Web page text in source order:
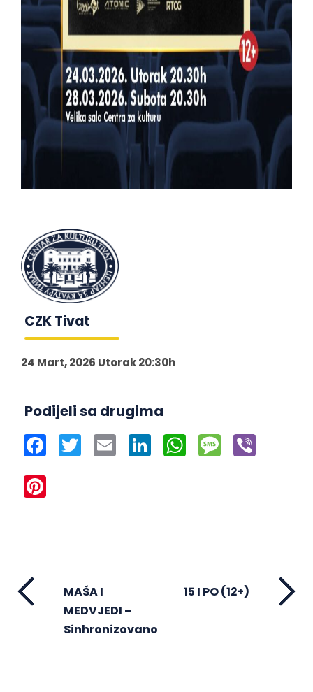
CZK Tivat
24 Mart, 2026 Utorak 20:30h
Podijeli sa drugima
Facebook
Twitter Email LinkedInWhatsApp
Message
MAŠA I
MEDVJEDI –
Sinhronizovano
15 I PO (12+)